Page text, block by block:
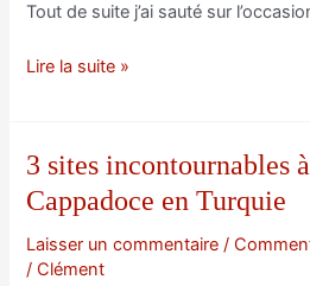
Tout de suite j’ai sauté sur
Une
à
Istanbul
!
Lire la suite »
3 sites incontournables
Cappadoce en Turquie
Laisser un commentaire /
/Clément